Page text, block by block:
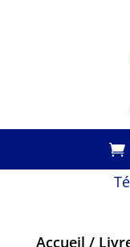
Accueil /